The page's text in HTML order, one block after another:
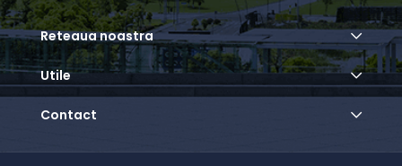
Reteaua noastra
Utile
Contact